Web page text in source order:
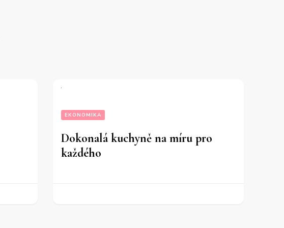
EKONOMIKA
Dokonalá kuchyně na míru pro
každého